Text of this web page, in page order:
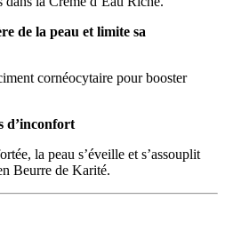
de la peau et limite sa
cornéocytaire pour booster
d’inconfort
la peau s’éveille et s’assouplit
Beurre de Karité.